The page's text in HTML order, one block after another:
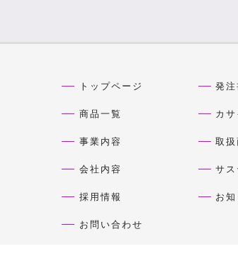
トップページ
商品一覧
事業内容
会社内容
採用情報
お問い合わせ
発
カ
取扱
サス
お